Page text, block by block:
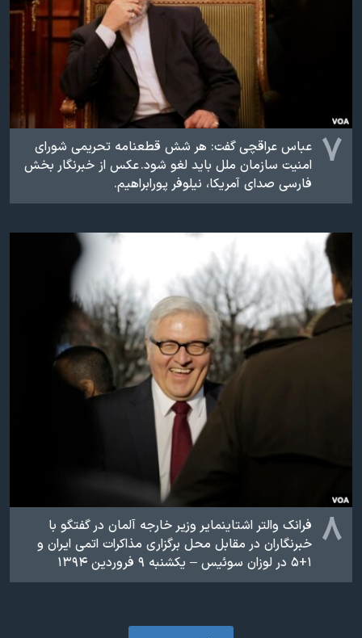
۷ عباس عراقچی گفت: هر شش قطعنامه تحریمی شورای
امنیت سازمان ملل باید لغو شود. ​ عکس از خبرنگار بخش
فارسی صدای آمريکا، نيلوفر پورابراهيم.
۸ فرانک والتر اشتاینمایر وزیر خارجه آلمان در گفتگو با
خبرنگاران در مقابل محل برگزاری مذاکرات اتمی ایران و
۱+۵ در لوزان سوئیس – یکشنبه ۹ فروردین ۱۳۹۴